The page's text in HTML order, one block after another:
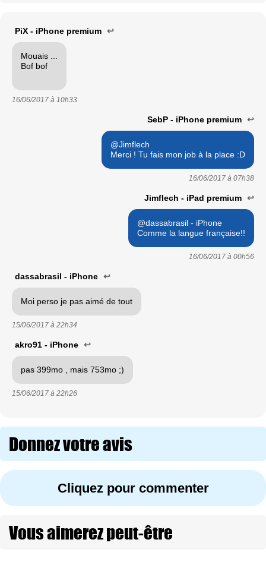
PiX - iPhone premium ↩
Mouais ...
Bof bof
16/06/2017 à 10h33
SebP - iPhone premium ↩
@Jimflech
Merci ! Tu fais mon job à la place :D
16/06/2017 à 07h38
Jimflech - iPad premium ↩
@dassabrasil - iPhone
Comme la langue française!!
16/06/2017 à 00h56
dassabrasil - iPhone ↩
Moi perso je pas aimé de tout
15/06/2017 à 22h34
akro91 - iPhone ↩
pas 399mo , mais 753mo ;)
15/06/2017 à 22h26
Donnez votre avis
Cliquez pour commenter
Vous aimerez peut-être